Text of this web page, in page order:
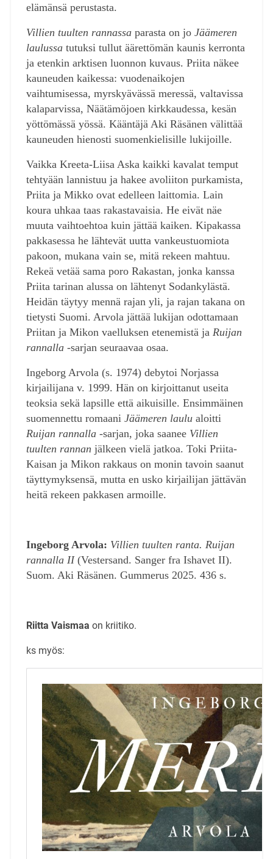
elämänsä perustasta.
Villien tuulten rannassaparasta on jo Jäämeren
laulussatutuksi tullut äärettömän kaunis kerronta
ja etenkin arktisen luonnon kuvaus. Priita näkee
kauneuden kaikessa: vuodenaikojen
vaihtumisessa, myrskyävässä meressä, valtavissa
kalaparvissa, Näätämöjoen kirkkaudessa, kesän
yöttömässä yössä. Kääntäjä Aki Räsänen välittää
kauneuden hienosti suomenkielisille lukijoille.
Vaikka Kreeta-Liisa Aska kaikki kavalat temput
tehtyään lannistuu ja hakee avoliiton purkamista,
Priita ja Mikko ovat edelleen laittomia. Lain
koura uhkaa taas rakastavaisia. He eivät näe
muuta vaihtoehtoa kuin jättää kaiken. Kipakassa
pakkasessa he lähtevät uutta vankeustuomiota
pakoon, mukana vain se, mitä rekeen mahtuu.
Rekeä vetää sama poro Rakastan, jonka kanssa
Priita tarinan alussa on lähtenyt Sodankylästä.
Heidän täytyy mennä rajan yli, ja rajan takana on
tietysti Suomi. Arvola jättää lukijan odottamaan
Priitan ja Mikon vaelluksen etenemistä ja Ruijan
rannalla-sarjan seuraavaa osaa.
Ingeborg Arvola (s. 1974) debytoi Norjassa
kirjailijana v. 1999. Hän on kirjoittanut useita
teoksia sekä lapsille että aikuisille. Ensimmäinen
suomennettu romaani Jäämeren laulualoitti
Ruijan rannalla-sarjan, joka saanee Villien
tuulten rannan jälkeen vielä jatkoa. Toki Priita-
Kaisan ja Mikon rakkaus on monin tavoin saanut
täyttymyksensä, mutta en usko kirjailijan jättävän
heitä rekeen pakkasen armoille.
Ingeborg Arvola: Villien tuulten ranta. Ruijan
rannalla II(Vestersand. Sanger fra Ishavet II).
Suom. Aki Räsänen. Gummerus 2025. 436 s.
Riitta Vaismaa on kriitiko.
ks myös: